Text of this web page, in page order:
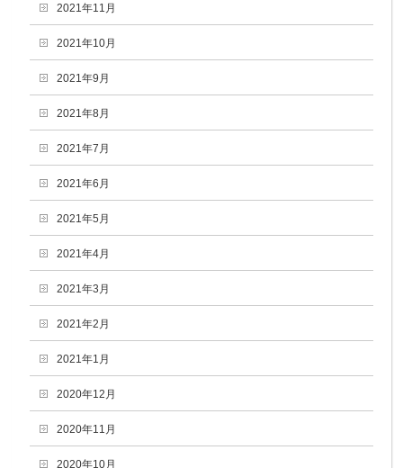
2021年11月
2021年10月
2021年9月
2021年8月
2021年7月
2021年6月
2021年5月
2021年4月
2021年3月
2021年2月
2021年1月
2020年12月
2020年11月
2020年10月